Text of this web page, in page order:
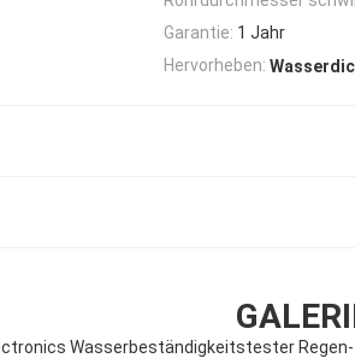
Garantie: 1 Jahr
Hervorheben:
Wasserbeständigkeitstester